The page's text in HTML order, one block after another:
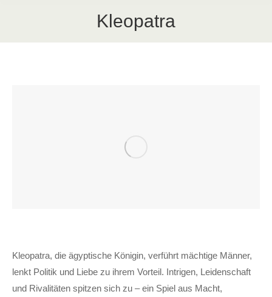
Kleopatra
Kleopatra, die ägyptische Königin, verführt mächtige Männer,
lenkt Politik und Liebe zu ihrem Vorteil. Intrigen, Leidenschaft
und Rivalitäten spitzen sich zu – ein Spiel aus Macht,